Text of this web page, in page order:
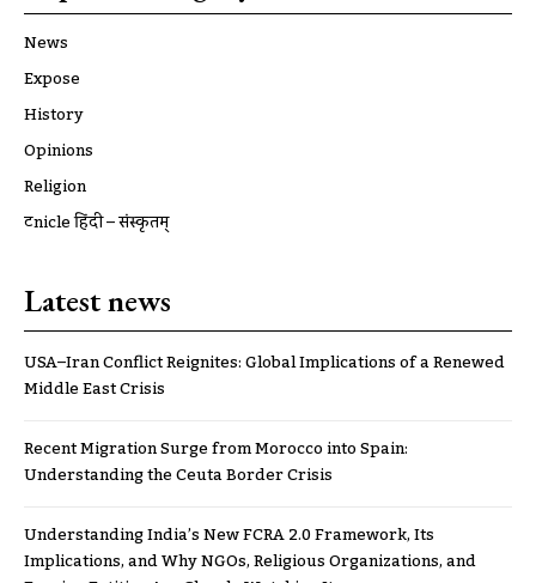
News
Expose
History
Opinions
Religion
ट्रूnicle हिंदी – संस्कृतम्
Latest news
USA–Iran Conflict Reignites: Global Implications of a Renewed
Middle East Crisis
Recent Migration Surge from Morocco into Spain:
Understanding the Ceuta Border Crisis
Understanding India’s New FCRA 2.0 Framework, Its
Implications, and Why NGOs, Religious Organizations, and